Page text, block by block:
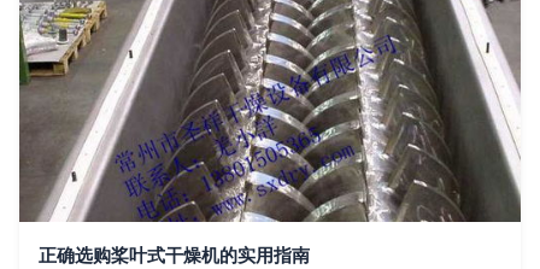
正确选购桨叶式干燥机的实用指南